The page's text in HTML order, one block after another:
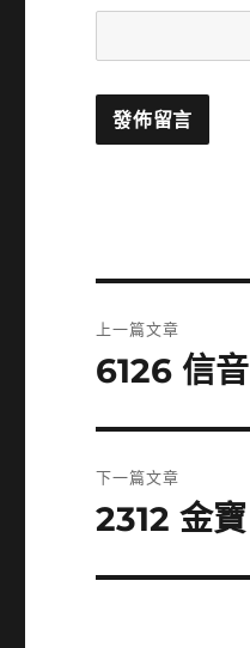
章
上一篇文章
上
篇
文
6126 信音
下一篇文章
下
篇
2312 金寶